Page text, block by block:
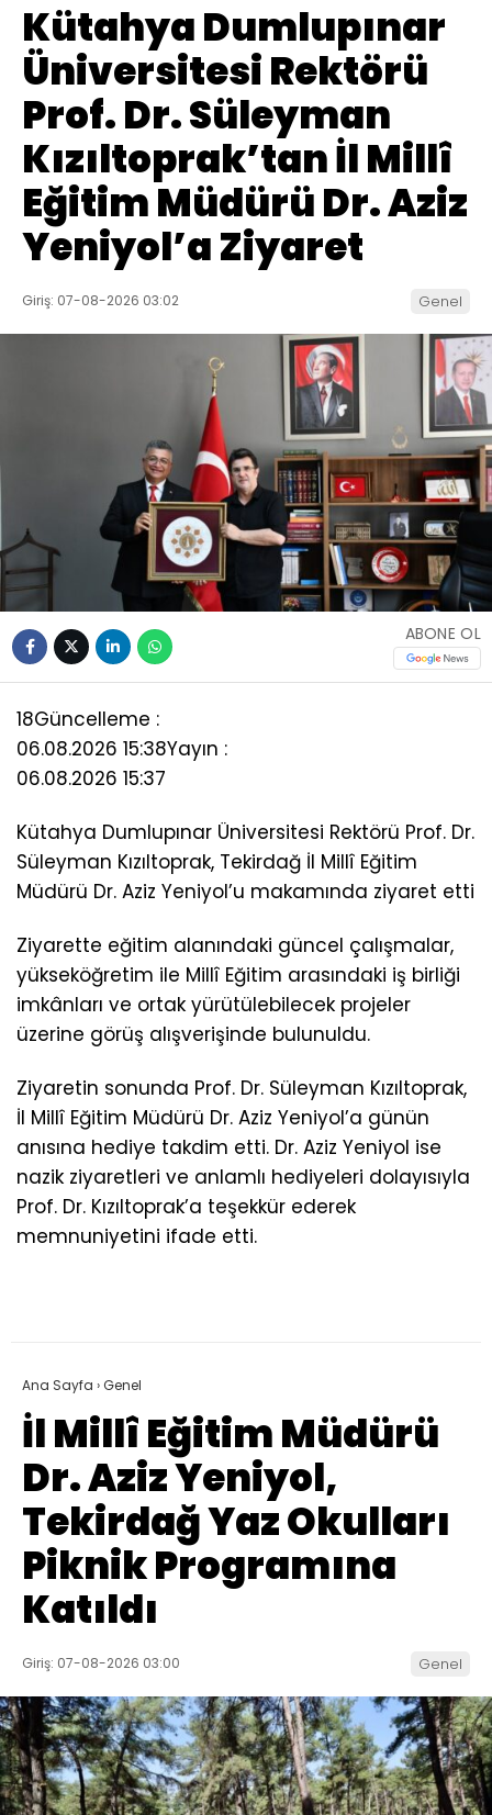
Kütahya Dumlupınar
Üniversitesi Rektörü
Prof. Dr. Süleyman
Kızıltoprak’tan İl Millî
Eğitim Müdürü Dr. Aziz
Yeniyol’a Ziyaret
Giriş: 07-08-2026 03:02 Genel
ABONE OL
18Güncelleme :
06.08.2026 15:38Yayın :
06.08.2026 15:37
Kütahya Dumlupınar Üniversitesi Rektörü Prof. Dr.
Süleyman Kızıltoprak, Tekirdağ İl Millî Eğitim
Müdürü Dr. Aziz Yeniyol’u makamında ziyaret etti
Ziyarette eğitim alanındaki güncel çalışmalar,
yükseköğretim ile Millî Eğitim arasındaki iş birliği
imkânları ve ortak yürütülebilecek projeler
üzerine görüş alışverişinde bulunuldu.
Ziyaretin sonunda Prof. Dr. Süleyman Kızıltoprak,
İl Millî Eğitim Müdürü Dr. Aziz Yeniyol’a günün
anısına hediye takdim etti. Dr. Aziz Yeniyol ise
nazik ziyaretleri ve anlamlı hediyeleri dolayısıyla
Prof. Dr. Kızıltoprak’a teşekkür ederek
memnuniyetini ifade etti.
Ana Sayfa ›Genel
İl Millî Eğitim Müdürü
Dr. Aziz Yeniyol,
Tekirdağ Yaz Okulları
Piknik Programına
Katıldı
Giriş: 07-08-2026 03:00 Genel